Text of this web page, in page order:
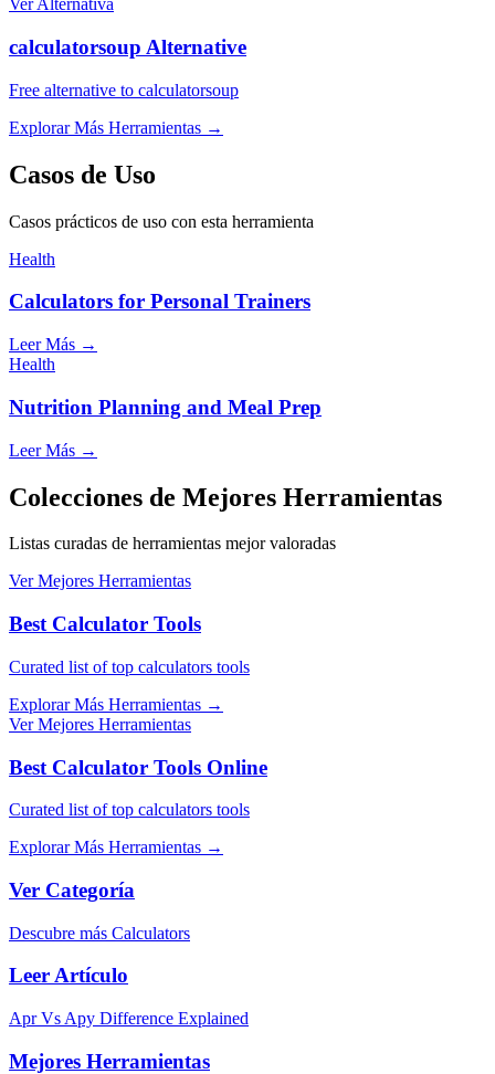
Ver Alternativa
calculatorsoup Alternative
Free alternative to calculatorsoup
Explorar Más Herramientas →
Casos de Uso
Casos prácticos de uso con esta herramienta
Health
Calculators for Personal Trainers
Leer Más →
Health
Nutrition Planning and Meal Prep
Leer Más →
Colecciones de Mejores Herramientas
Listas curadas de herramientas mejor valoradas
Ver Mejores Herramientas
Best Calculator Tools
Curated list of top calculators tools
Explorar Más Herramientas →
Ver Mejores Herramientas
Best Calculator Tools Online
Curated list of top calculators tools
Explorar Más Herramientas →
Ver Categoría
Descubre más Calculators
Leer Artículo
Apr Vs Apy Difference Explained
Mejores Herramientas